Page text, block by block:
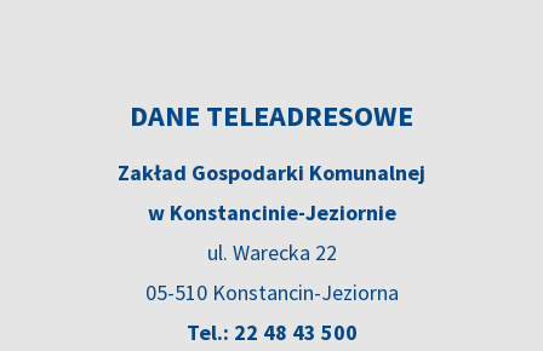
DANE TELEADRESOWE
Zakład Gospodarki Komunalnej
w Konstancinie-Jeziornie
ul. Warecka 22
05-510 Konstancin-Jeziorna
Tel.: 22 48 43 500